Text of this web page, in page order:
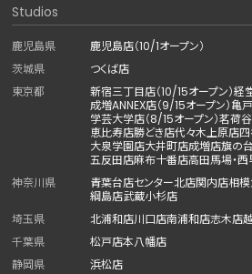
Studios
鹿児島県
鹿児島店（10/1オープン）
茨城県
つくば店
東京都
新宿三丁目店（10/15オープン）経
成増ANNEX店（9/15オープン）亀
学芸大学店（8/15オープン）茗荷
恵比寿店勝どき店代々木上原店
大泉学園店大井町店成増店旗の
五反田店麻布十番店高田馬場・
神奈川県
青葉台店センター北店関内店相
綱島店武蔵小杉店
埼玉県
北浦和店川口店南浦和店志木店
千葉県
松戸店本八幡店
静岡県
浜松店